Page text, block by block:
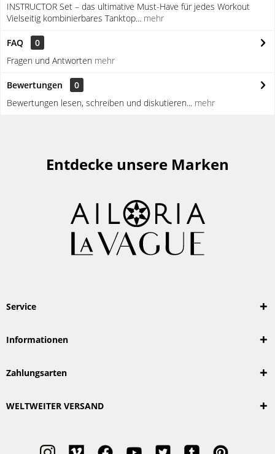
INSTRUCTOR Set – das ultimative Must-Have für jedes Workout
Vielseitig kombinierbares Tanktop... mehr
FAQ
0
Fragen und Antworten mehr
Bewertungen
0
Bewertungen lesen, schreiben und diskutieren... mehr
Entdecke unsere Marken
Service
Informationen
Zahlungsarten
WELTWEITER VERSAND